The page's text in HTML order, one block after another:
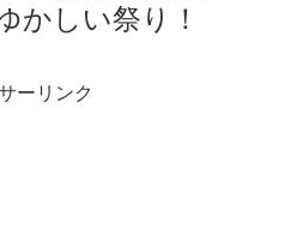
かしい祭り！
ーリンク